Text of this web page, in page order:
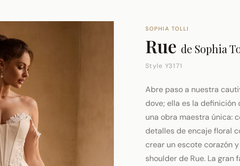
SOPHIA TOLLI
Rue de Sophia
Style Y3171
Abre paso a nuestra
dove; ella es la definición
una obra maestra única:
detalles de encaje floral
crear un escote corazón
shoulder de Rue. La